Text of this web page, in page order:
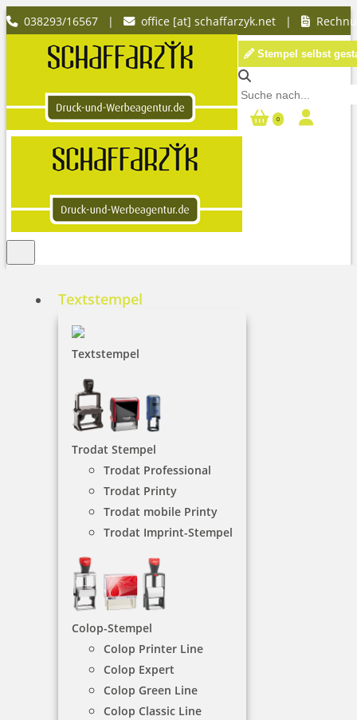
038293/16567 | office [at] schaffarzyk.net |
Stempel selbst
0
Textstempel
Textstempel
Trodat Stempel
Trodat Professional
Trodat Printy
Trodat mobile Printy
Trodat Imprint-Stempel
Colop-Stempel
Colop Printer Line
Colop Expert
Colop Green Line
Colop Classic Line
Taucherstempel
Der Taucherstempel ist ein praktischer Begleiter
für unterwegs, denn er passt in jede Tasche.
NACH WUNSCHSTEMPEL FILTERN
€-
TAUCHERSTEMPEL - KATEGORIEN
ohne Text